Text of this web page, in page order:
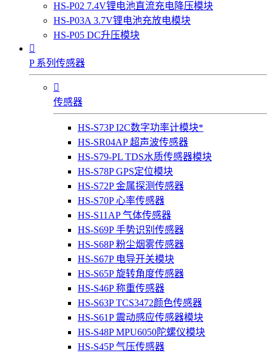
HS-P02 7.4V锂电池直流充电降压模块
HS-P03A 3.7V锂电池充放电模块
HS-P05 DC升压模块

P 系列传感器

传感器
HS-S73P I2C数字功率计模块*
HS-SR04AP 超声波传感器
HS-S79-PL TDS水质传感器模块
HS-S78P GPS定位模块
HS-S72P 金属探测传感器
HS-S70P 心率传感器
HS-S11AP 气体传感器
HS-S69P 手势识别传感器
HS-S68P 粉尘烟雾传感器
HS-S67P 电导开关模块
HS-S65P 旋转角度传感器
HS-S46P 称重传感器
HS-S63P TCS3472颜色传感器
HS-S61P 震动感应传感器模块
HS-S48P MPU6050陀螺仪模块
HS-S45P 气压传感器